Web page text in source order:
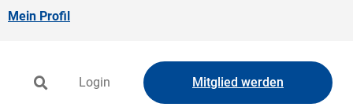
Mein Profil
Login Mitglied werden